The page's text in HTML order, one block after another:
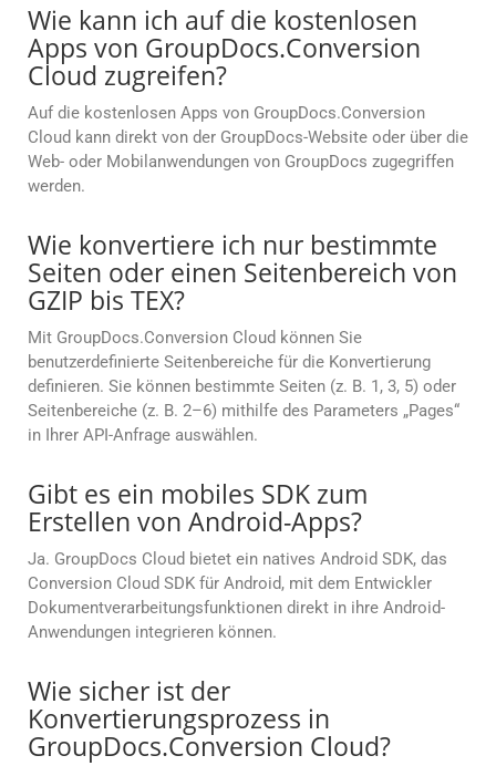
Wie kann ich auf die kostenlosen
Apps von GroupDocs.Conversion
Cloud zugreifen?
Auf die kostenlosen Apps von GroupDocs.Conversion
Cloud kann direkt von der GroupDocs-Website oder über die
Web- oder Mobilanwendungen von GroupDocs zugegriffen
werden.
Wie konvertiere ich nur bestimmte
Seiten oder einen Seitenbereich von
GZIP bis TEX?
Mit GroupDocs.Conversion Cloud können Sie
benutzerdefinierte Seitenbereiche für die Konvertierung
definieren. Sie können bestimmte Seiten (z. B. 1, 3, 5) oder
Seitenbereiche (z. B. 2–6) mithilfe des Parameters „Pages“
in Ihrer API-Anfrage auswählen.
Gibt es ein mobiles SDK zum
Erstellen von Android-Apps?
Ja. GroupDocs Cloud bietet ein natives Android SDK, das
Conversion Cloud SDK für Android, mit dem Entwickler
Dokumentverarbeitungsfunktionen direkt in ihre Android-
Anwendungen integrieren können.
Wie sicher ist der
Konvertierungsprozess in
GroupDocs.Conversion Cloud?